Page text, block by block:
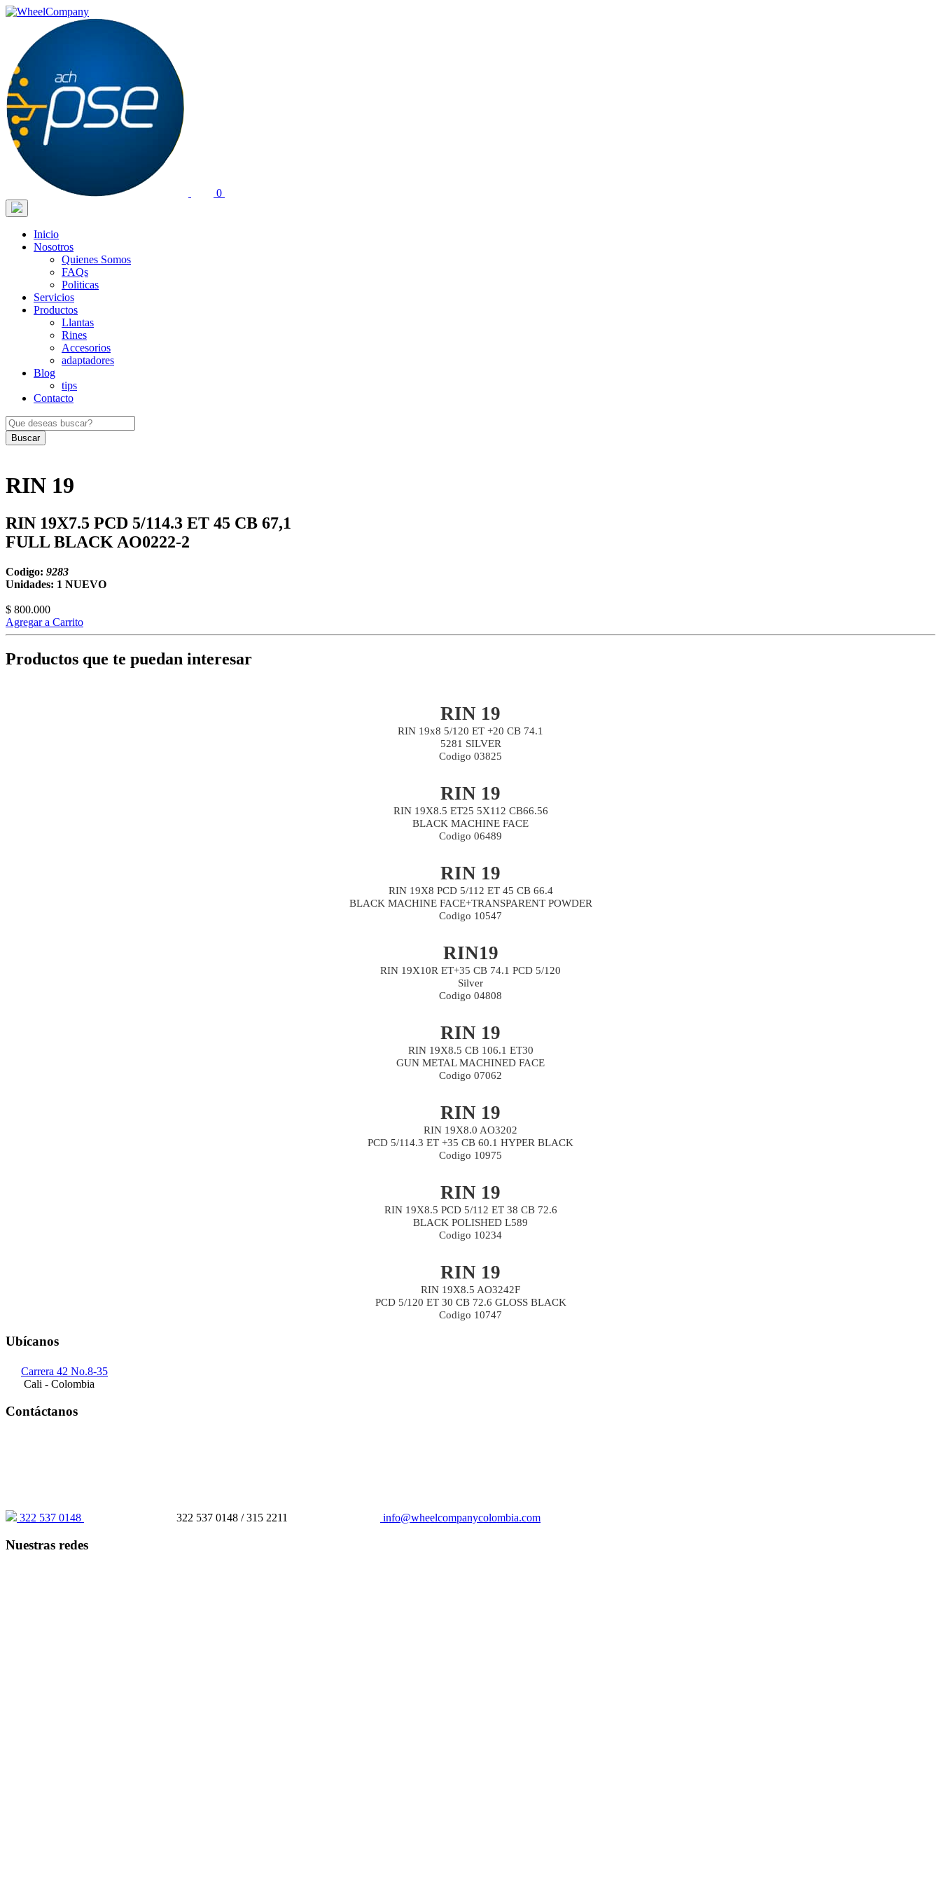
0
Inicio
Nosotros
Quienes Somos
FAQs
Politicas
Servicios
Productos
Llantas
Rines
Accesorios
adaptadores
Blog
tips
Contacto
Buscar
RIN 19
RIN 19X7.5 PCD 5/114.3 ET 45 CB 67,1
FULL BLACK AO0222-2
Codigo: 9283
Unidades: 1 NUEVO
$ 800.000
Agregar a Carrito
Productos que te puedan interesar
RIN 19
RIN 19x8 5/120 ET +20 CB 74.1
5281 SILVER
Codigo 03825
RIN 19
RIN 19X8.5 ET25 5X112 CB66.56
BLACK MACHINE FACE
Codigo 06489
RIN 19
RIN 19X8 PCD 5/112 ET 45 CB 66.4
BLACK MACHINE FACE+TRANSPARENT POWDER
Codigo 10547
RIN19
RIN 19X10R ET+35 CB 74.1 PCD 5/120
Silver
Codigo 04808
RIN 19
RIN 19X8.5 CB 106.1 ET30
GUN METAL MACHINED FACE
Codigo 07062
RIN 19
RIN 19X8.0 AO3202
PCD 5/114.3 ET +35 CB 60.1 HYPER BLACK
Codigo 10975
RIN 19
RIN 19X8.5 PCD 5/112 ET 38 CB 72.6
BLACK POLISHED L589
Codigo 10234
RIN 19
RIN 19X8.5 AO3242F
PCD 5/120 ET 30 CB 72.6 GLOSS BLACK
Codigo 10747
Ubícanos
Carrera 42 No.8-35
Cali - Colombia
Contáctanos
322 537 0148 322 537 0148 / 315 2211 info@wheelcompanycolombia.com
Nuestras redes